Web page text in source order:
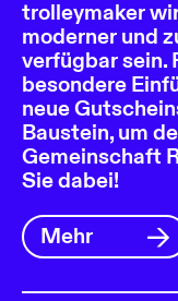
trolleymaker
moderner und
verfügbar sein.
besondere
neue
Baustein, um
Gemeinschaft
Sie dabei!
Mehr